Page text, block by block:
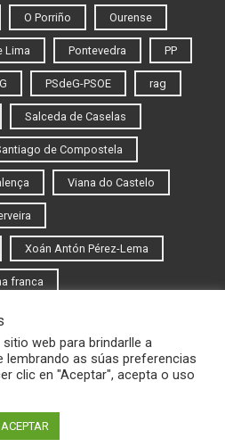
O Porriño Ourense
Lima Pontevedra PP
PSdeG-PSOE rag
Salceda de Caselas
de Compostela
Viana do Castelo
Xoán Antón Pérez-Lema
franca
do Eixo Atlántico
web para brindarlle a
lembrando as súas preferencias
clic en "Aceptar", acepta o uso
ACEPTAR